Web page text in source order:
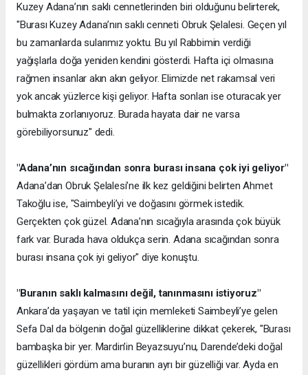
Kuzey Adana’nın saklı cennetlerinden biri olduğunu belirterek,
"Burası Kuzey Adana’nın saklı cenneti Obruk Şelalesi. Geçen yıl
bu zamanlarda sularımız yoktu. Bu yıl Rabbimin verdiği
yağışlarla doğa yeniden kendini gösterdi. Hafta içi olmasına
rağmen insanlar akın akın geliyor. Elimizde net rakamsal veri
yok ancak yüzlerce kişi geliyor. Hafta sonları ise oturacak yer
bulmakta zorlanıyoruz. Burada hayata dair ne varsa
görebiliyorsunuz" dedi.
"Adana’nın sıcağından sonra burası insana çok iyi geliyor"
Adana’dan Obruk Şelalesi’ne ilk kez geldiğini belirten Ahmet
Takoğlu ise, "Saimbeyli’yi ve doğasını görmek istedik.
Gerçekten çok güzel. Adana’nın sıcağıyla arasında çok büyük
fark var. Burada hava oldukça serin. Adana sıcağından sonra
burası insana çok iyi geliyor" diye konuştu.
"Buranın saklı kalmasını değil, tanınmasını istiyoruz"
Ankara’da yaşayan ve tatil için memleketi Saimbeyli’ye gelen
Sefa Dal da bölgenin doğal güzelliklerine dikkat çekerek, "Burası
bambaşka bir yer. Mardin’in Beyazsuyu’nu, Darende’deki doğal
güzellikleri gördüm ama buranın ayrı bir güzelliği var. Ayda en